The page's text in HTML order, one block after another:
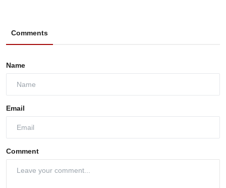
Comments
Name
Email
Comment